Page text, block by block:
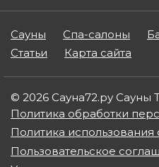
Сауны Спа-салоны
Статьи
Карта сайта
© 2026 Сауна72.ру Сауны
Политика обработки
Политика
Пользовательское